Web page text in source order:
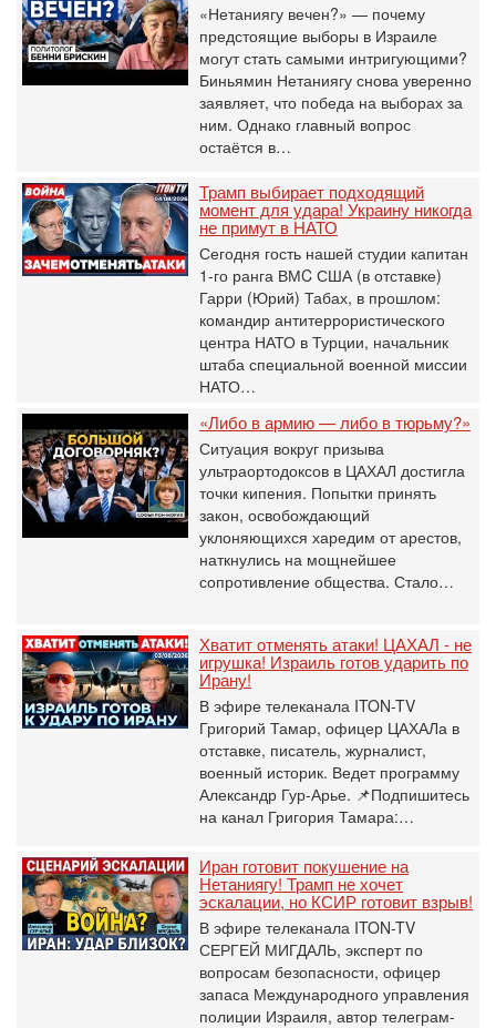
«Нетаниягу вечен?» — почему
предстоящие выборы в Израиле
могут стать самыми интригующими?
Биньямин Нетаниягу снова уверенно
заявляет, что победа на выборах за
ним. Однако главный вопрос
остаётся в…
Трамп выбирает подходящий
момент для удара! Украину никогда
не примут в НАТО
Сегодня гость нашей студии капитан
1-го ранга ВМC США (в отставке)
Гарри (Юрий) Табах, в прошлом:
командир антитеррористического
центра НАТО в Турции, начальник
штаба специальной военной миссии
НАТО…
«Либо в армию — либо в тюрьму?»
Ситуация вокруг призыва
ультраортодоксов в ЦАХАЛ достигла
точки кипения. Попытки принять
закон, освобождающий
уклоняющихся харедим от арестов,
наткнулись на мощнейшее
сопротивление общества. Стало…
Хватит отменять атаки! ЦАХАЛ - не
игрушка! Израиль готов ударить по
Ирану!
В эфире телеканала ITON-TV
Григорий Тамар, офицер ЦАХАЛа в
отставке, писатель, журналист,
военный историк. Ведет программу
Александр Гур-Арье. 📌Подпишитесь
на канал Григория Тамара:…
Иран готовит покушение на
Нетаниягу! Трамп не хочет
эскалации, но КСИР готовит взрыв!
В эфире телеканала ITON-TV
СЕРГЕЙ МИГДАЛЬ, эксперт по
вопросам безопасности, офицер
запаса Международного управления
полиции Израиля, автор телеграм-